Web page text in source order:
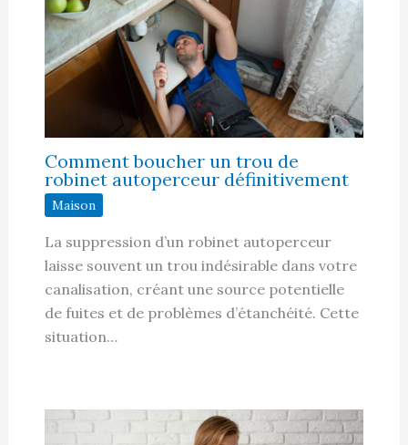
Comment boucher un trou de
robinet autoperceur définitivement
Maison
La suppression d’un robinet autoperceur
laisse souvent un trou indésirable dans votre
canalisation, créant une source potentielle
de fuites et de problèmes d’étanchéité. Cette
situation…